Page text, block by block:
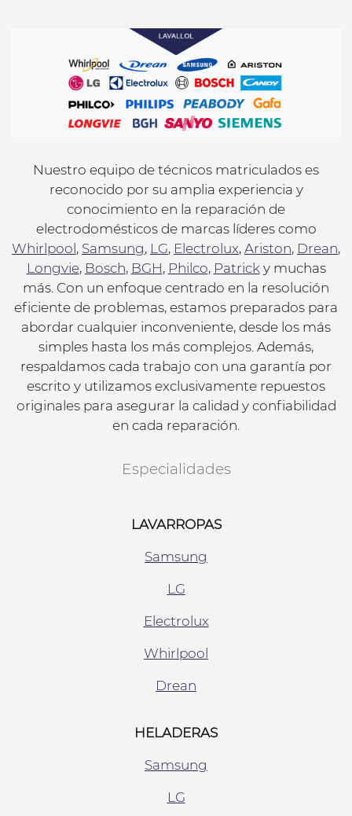
Nuestro equipo de técnicos matriculados es
reconocido por su amplia experiencia y
conocimiento en la reparación de
electrodomésticos de marcas líderes como
Whirlpool , Samsung, LG, Electrolux, Ariston, Drean,
Longvie, Bosch, BGH, Philco, Patricky muchas
más. Con un enfoque centrado en la resolución
eficiente de problemas, estamos preparados para
abordar cualquier inconveniente, desde los más
simples hasta los más complejos. Además,
respaldamos cada trabajo con una garantía por
escrito y utilizamos exclusivamente repuestos
originales para asegurar la calidad y confiabilidad
en cada reparación.
Especialidades
LAVARROPAS
Samsung
LG
Electrolux
Whirlpool
Drean
HELADERAS
Samsung
LG